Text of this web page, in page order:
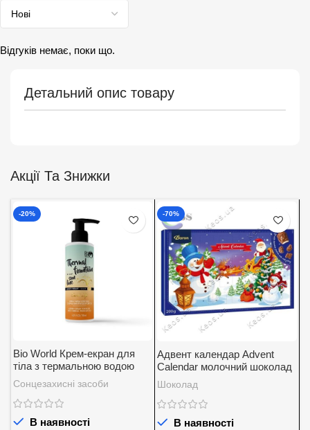
Детальний опис товару
Відгуків немає, поки що.
Акції Та Знижки
-20%
Bio World Крем-екран для
тіла з термальною водою
SPF 30
Сонцезахисні засоби
В наявності
-70%
Адвент календар Advent
Calendar молочний шоколад
із вершковою начинкою
Baron 200 г.
Шоколад
В наявності